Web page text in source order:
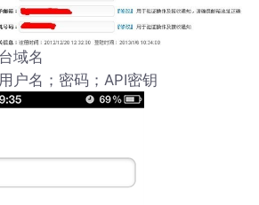
域名
户名；密码；API密钥